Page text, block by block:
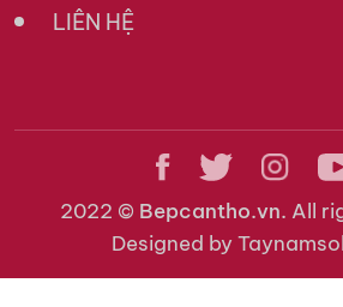
LIÊN HỆ
2022 © Bepcantho.vn. All
Designed by